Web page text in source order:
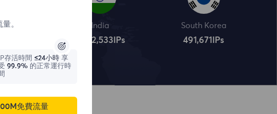
India
4,322,534 IPs
South Korea
491,672 IPs
。
IP存活時間 ≤24小時 享
99.9% 的正常運行時
免費流量